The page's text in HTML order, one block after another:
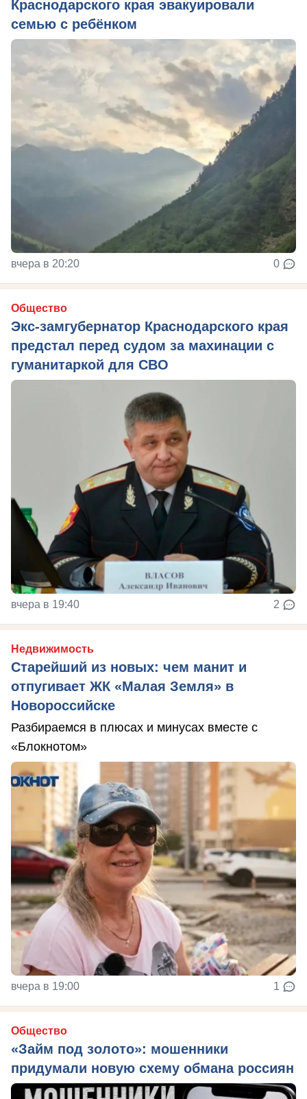
Краснодарского края эвакуировали
семью с ребёнком
вчера в 20:20 0
Общество
Экс-замгубернатор Краснодарского края
предстал перед судом за махинации с
гуманитаркой для СВО
вчера в 19:40 2
Недвижимость
Старейший из новых: чем манит и
отпугивает ЖК «Малая Земля» в
Новороссийске
Разбираемся в плюсах и минусах вместе с
«Блокнотом»
вчера в 19:00 1
Общество
«Займ под золото»: мошенники
придумали новую схему обмана россиян